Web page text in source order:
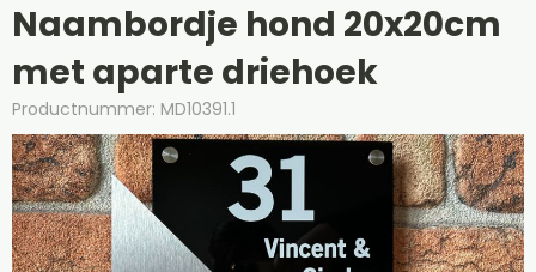
Naambordje hond 20x20cm
met aparte driehoek
Productnummer: MD10391.1